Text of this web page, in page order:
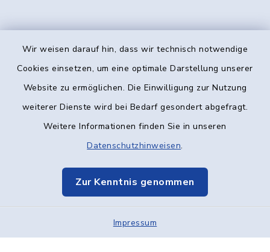
Wir weisen darauf hin, dass wir technisch notwendige
Cookies einsetzen, um eine optimale Darstellung unserer
Website zu ermöglichen. Die Einwilligung zur Nutzung
weiterer Dienste wird bei Bedarf gesondert abgefragt.
Weitere Informationen finden Sie in unseren
Datenschutzhinweisen.
Zur Kenntnis genommen
Impressum
Kontakt
Datenschutz
Elektronische Kommunikation
Sitemap